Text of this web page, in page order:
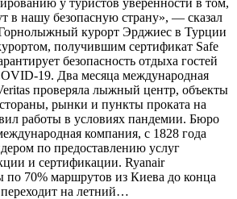
в нашу безопасную страну», — сказал
курорт Эрджиес в Турции
получившим сертификат Safe
безопасность отдыха гостей
19. Два месяца международная
проверяла лыжный центр, объекты
рынки и пункты проката на
работы в условиях пандемии. Бюро
компания, с 1828 года
по предоставлению услуг
и сертификации. Ryanair
по 70% маршрутов из Киева до конца
переходит на летний…